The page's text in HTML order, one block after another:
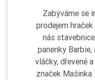
Zabýváme se
prodejem
nás
panenky
vláčky, dřevené
značek